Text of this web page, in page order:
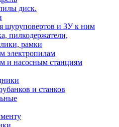
диск.
шуруповертов и ЗУ к ним
пилкодержатели,
рамки
электропилам
и насосным станциям
и станков